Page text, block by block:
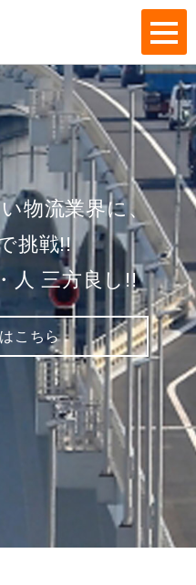
物流業界に、
挑戦!!
人 三方良し!!
こちら